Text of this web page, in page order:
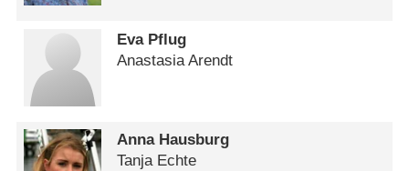
Eva Pflug
Anastasia Arendt
Anna Hausburg
Tanja Echte